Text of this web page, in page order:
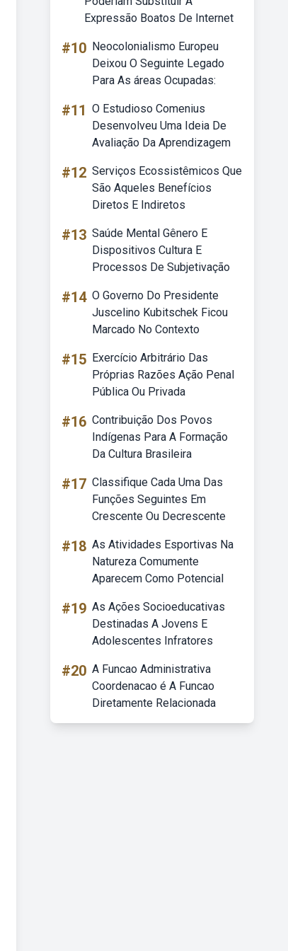
Expressão Boatos De Internet
#10 Neocolonialismo Europeu
Deixou O Seguinte Legado
Para As áreas Ocupadas:
#11 O Estudioso Comenius
Desenvolveu Uma Ideia De
Avaliação Da Aprendizagem
#12 Serviços Ecossistêmicos Que
São Aqueles Benefícios
Diretos E Indiretos
#13 Saúde Mental Gênero E
Dispositivos Cultura E
Processos De Subjetivação
#14 O Governo Do Presidente
Juscelino Kubitschek Ficou
Marcado No Contexto
#15 Exercício Arbitrário Das
Próprias Razões Ação Penal
Pública Ou Privada
#16 Contribuição Dos Povos
Indígenas Para A Formação
Da Cultura Brasileira
#17 Classifique Cada Uma Das
Funções Seguintes Em
Crescente Ou Decrescente
#18 As Atividades Esportivas Na
Natureza Comumente
Aparecem Como Potencial
#19 As Ações Socioeducativas
Destinadas A Jovens E
Adolescentes Infratores
#20 A Funcao Administrativa
Coordenacao é A Funcao
Diretamente Relacionada